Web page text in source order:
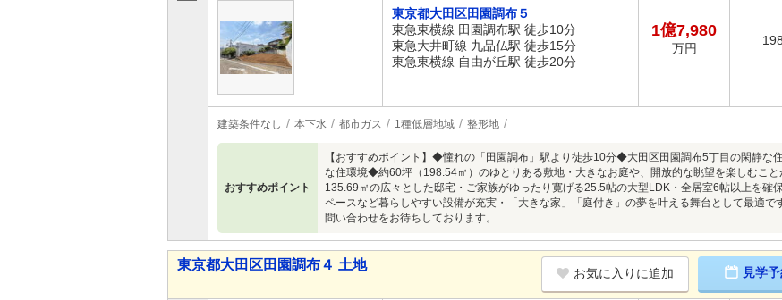
東京都大田区田園調布５
東急東横線 田園調布駅 徒歩10分
東急大井町線 九品仏駅 徒歩15分
東急東横線 自由が丘駅 徒歩20分
1億7,980
万円
建築条件なし 本下水 都市ガス 1種低層地域 整形地
おすすめポイント
【おすすめポイント】◆憧れの「田園調布」駅より徒歩10分◆大田区田園調布5丁目の閑静
な住環境◆約60坪（198.54㎡）のゆとりある敷地・大きなお庭や、開放的な眺望を楽しむこ
135.69㎡の広々とした邸宅・ご家族がゆったり寛げる25.5帖の大型LDK・全居室6帖以上を確
ペースなど暮らしやすい設備が充実・「大きな家」「庭付き」の夢を叶える舞台として最適
問い合わせをお待ちしております。
東京都大田区田園調布４ 土地
お気に入りに追加 見学